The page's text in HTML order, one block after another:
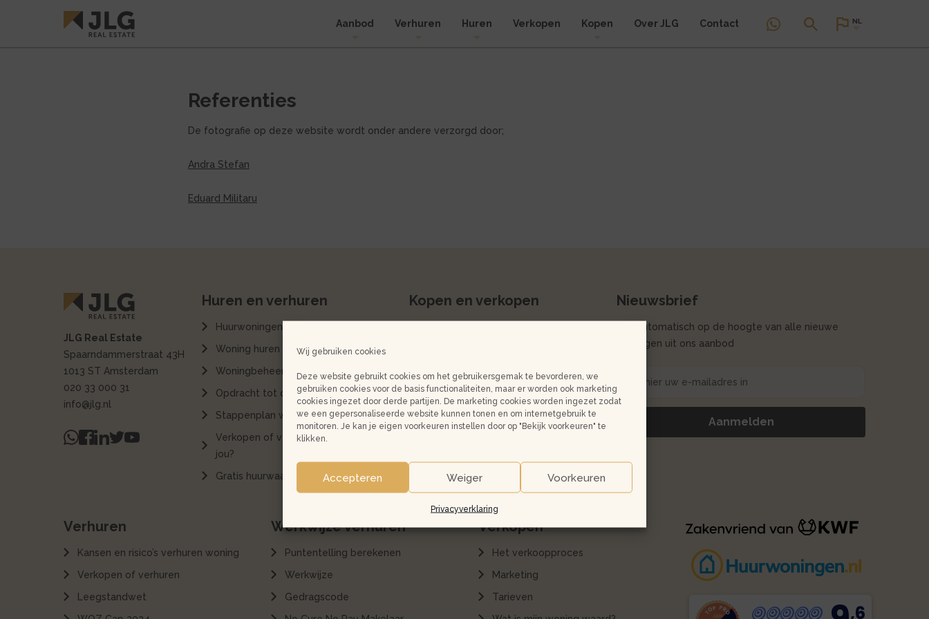
Wij gebruiken cookies
Deze website gebruikt cookies om het gebruikersgemak te bevorderen, we
gebruiken cookies voor de basis functionaliteiten, maar er worden ook marketing
cookies ingezet door derde partijen. De marketing cookies worden ingezet zodat
we een gepersonaliseerde website kunnen tonen en om internetgebruik te
monitoren. Je kan je eigen voorkeuren instellen door op "Bekijk voorkeuren" te
klikken.
Accepteren Weiger Voorkeuren
Privacyverklaring
NL
Aanbod Verhuren Huren Verkopen Kopen Over JLG Contact
Referenties
De fotografie op deze website wordt onder andere verzorgd door;
Andra Stefan
Eduard Militaru
JLG Real Estate
Spaarndammerstraat 43H
1013 ST Amsterdam
020 33 000 31
info@jlg.nl
Huren en verhuren
Huurwoningen
Woning huren
Woningbeheer
Opdracht tot dienstverlening
Stappenplan woning verhuren
Verkopen of verhuren: wat past bij
jou?
Gratis huurwaardebepaling
Kopen en verkopen
Jouw huis verkopen
FAQ over het kopen en verkopen
van een huis
Bankgarantie
Nieuwsbrief
Blijf automatisch op de hoogte van alle nieuwe
woningen uit ons aanbod
Verhuren
Kansen en risico’s verhuren woning
Verkopen of verhuren
Leegstandwet
Werkwijze verhuren
Puntentelling berekenen
Werkwijze
Gedragscode
Verkopen
Het verkoopproces
Marketing
Tarieven
,6